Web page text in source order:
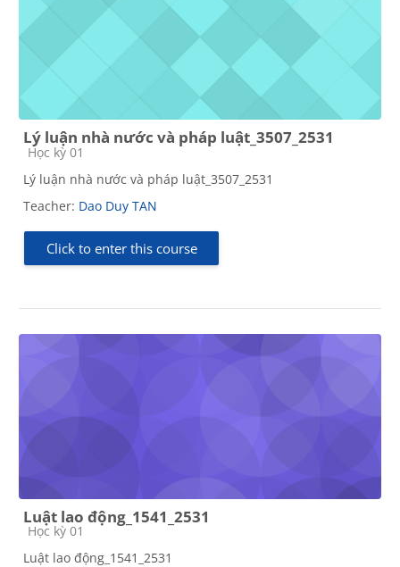
Lý luận nhà nước và pháp luật_3507_2531
Course category
Học kỳ 01
Lý luận nhà nước và pháp luật_3507_2531
Teacher: Dao Duy TAN
Click to enter this course
Luật lao động_1541_2531
Course category
Học kỳ 01
Luật lao động_1541_2531